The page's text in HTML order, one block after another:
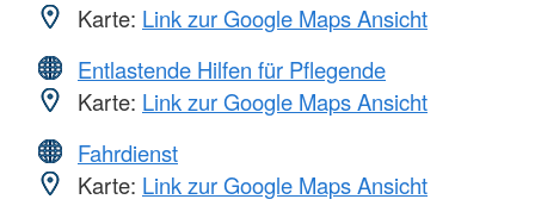
Karte: Link zur Google Maps Ansicht
Entlastende Hilfen für Pflegende
Karte: Link zur Google Maps Ansicht
Fahrdienst
Karte: Link zur Google Maps Ansicht